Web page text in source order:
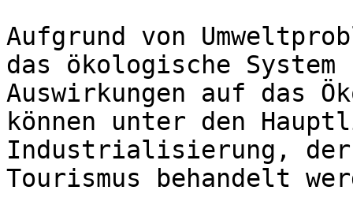
Aufgrund von
das ökologische
Auswirkungen auf das
können unter den
Industrialisierung, der
Tourismus behandelt